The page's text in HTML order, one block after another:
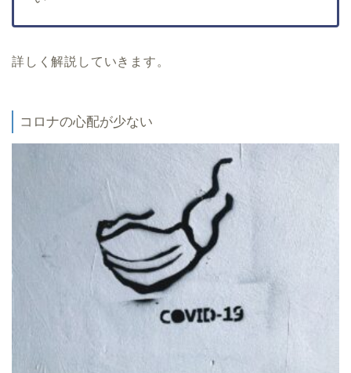
詳しく解説していきます。
コロナの心配が少ない